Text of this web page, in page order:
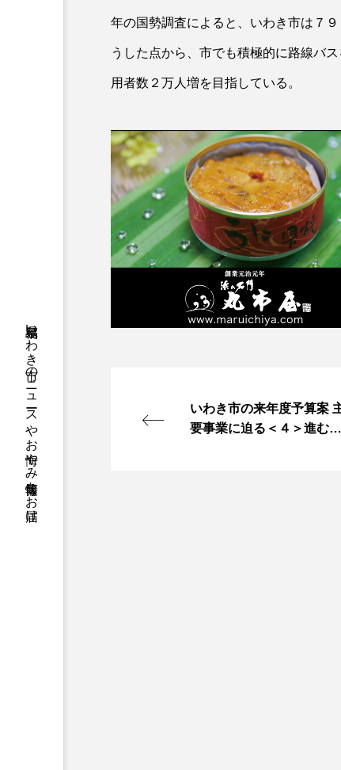
福島県いわき市のニュースやお悔やみ情報等をお届け
年の国勢調査によると、いわき市は７
うした点から、市でも積極的に路線バ
用者数２万人増を目指している。
いわき市の来年度予算案
要事業に迫る＜４＞進む市